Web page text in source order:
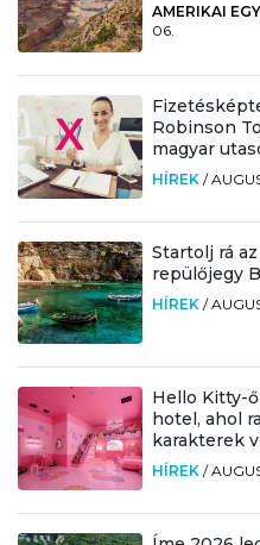
AMERIKAI
06.
Robinson
magyar
HÍREK /
Startolj rá
repülőjegy
HÍREK /
Hello Kitty-
hotel, ahol
karakterek
HÍREK /